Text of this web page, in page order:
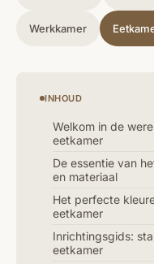
Werkkamer
INHOUD
Welkom in de
eetkamer
De essentie van
en materiaal
Het perfecte
eetkamer
Inrichtingsgids:
eetkamer